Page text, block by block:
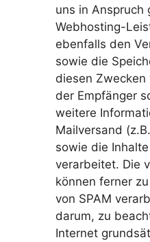
uns in Anspruch
Webhosting-
ebenfalls den
sowie die
diesen
der Empfänger
weitere
Mailversand
sowie die
verarbeitet. Die
können ferner
von SPAM
darum, zu
Internet